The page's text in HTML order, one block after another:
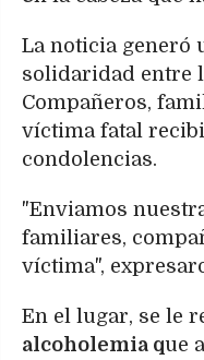
La noticia generó
solidaridad entre
Compañeros,
víctima fatal
condolencias.
"Enviamos
familiares,
víctima",
En el lugar, se le
alcoholemia que